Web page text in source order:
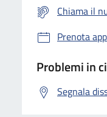
Chiama il
Prenota
Problemi in
Segnala